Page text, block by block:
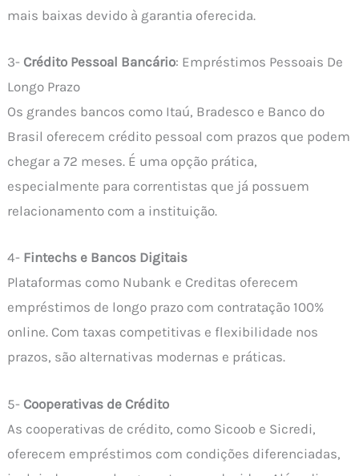
mais baixas devido à garantia oferecida.
3- Crédito Pessoal Bancário: Empréstimos Pessoais De
Longo Prazo
Os grandes bancos como Itaú, Bradesco e Banco do
Brasil oferecem crédito pessoal com prazos que podem
chegar a 72 meses. É uma opção prática,
especialmente para correntistas que já possuem
relacionamento com a instituição.
4- Fintechs e Bancos Digitais
Plataformas como Nubank e Creditas oferecem
empréstimos de longo prazo com contratação 100%
online. Com taxas competitivas e flexibilidade nos
prazos, são alternativas modernas e práticas.
5- Cooperativas de Crédito
As cooperativas de crédito, como Sicoob e Sicredi,
oferecem empréstimos com condições diferenciadas,